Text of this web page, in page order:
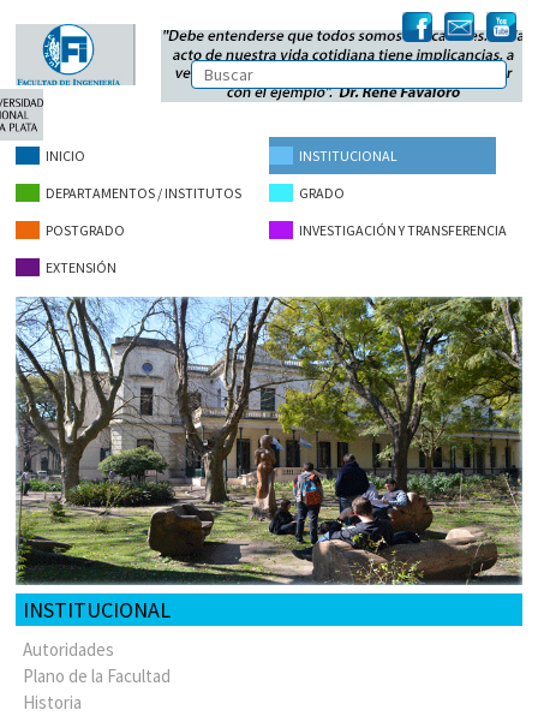
INICIO INSTITUCIONAL
DEPARTAMENTOS / INSTITUTOS GRADO
POSTGRADO INVESTIGACIÓN Y TRANSFERENCIA
EXTENSIÓN
INSTITUCIONAL
Autoridades
Plano de la Facultad
Historia